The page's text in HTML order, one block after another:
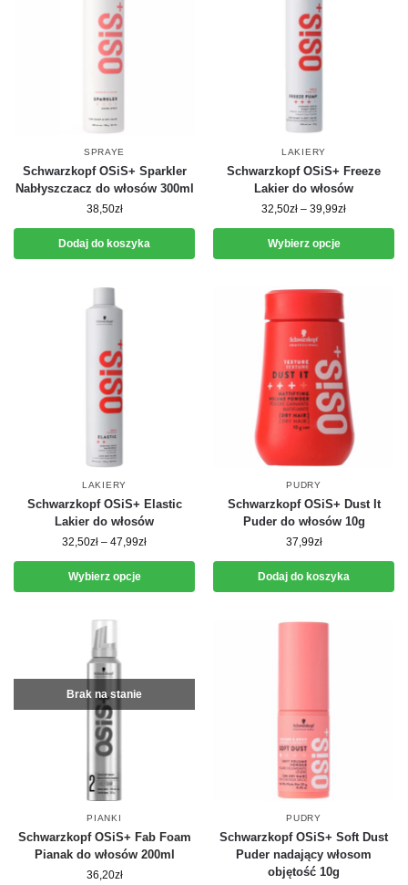
SPRAYE
Schwarzkopf OSiS+ Sparkler
Nabłyszczacz do włosów 300ml
38,50zł
Dodaj do koszyka
LAKIERY
Schwarzkopf OSiS+ Freeze
Lakier do włosów
32,50zł – 39,99zł
Wybierz opcje
LAKIERY
Schwarzkopf OSiS+ Elastic
Lakier do włosów
32,50zł – 47,99zł
Wybierz opcje
PUDRY
Schwarzkopf OSiS+ Dust It
Puder do włosów 10g
37,99zł
Dodaj do koszyka
Brak na stanie
PIANKI
Schwarzkopf OSiS+ Fab Foam
Pianak do włosów 200ml
36,20zł
PUDRY
Schwarzkopf OSiS+ Soft Dust
Puder nadający włosom
objętość 10g